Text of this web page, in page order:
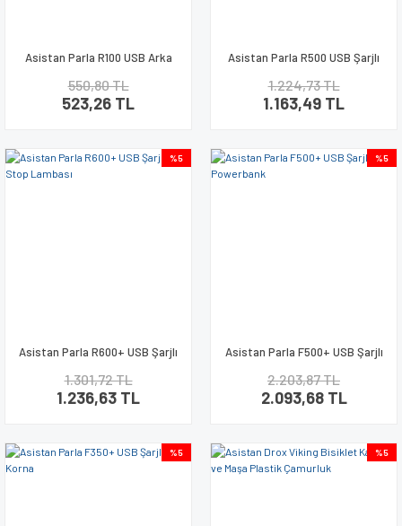
Asistan Parla R100 USB Arka
550,80 TL
523,26 TL
Asistan Parla R500 USB Şarjlı
1.224,73 TL
1.163,49 TL
%5
Asistan Parla R600+ USB Şarjlı
1.301,72 TL
1.236,63 TL
%5
Asistan Parla F500+ USB Şarjlı
2.203,87 TL
2.093,68 TL
%5 %5